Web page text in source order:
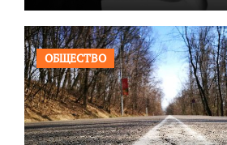
ОБЩЕСТВО